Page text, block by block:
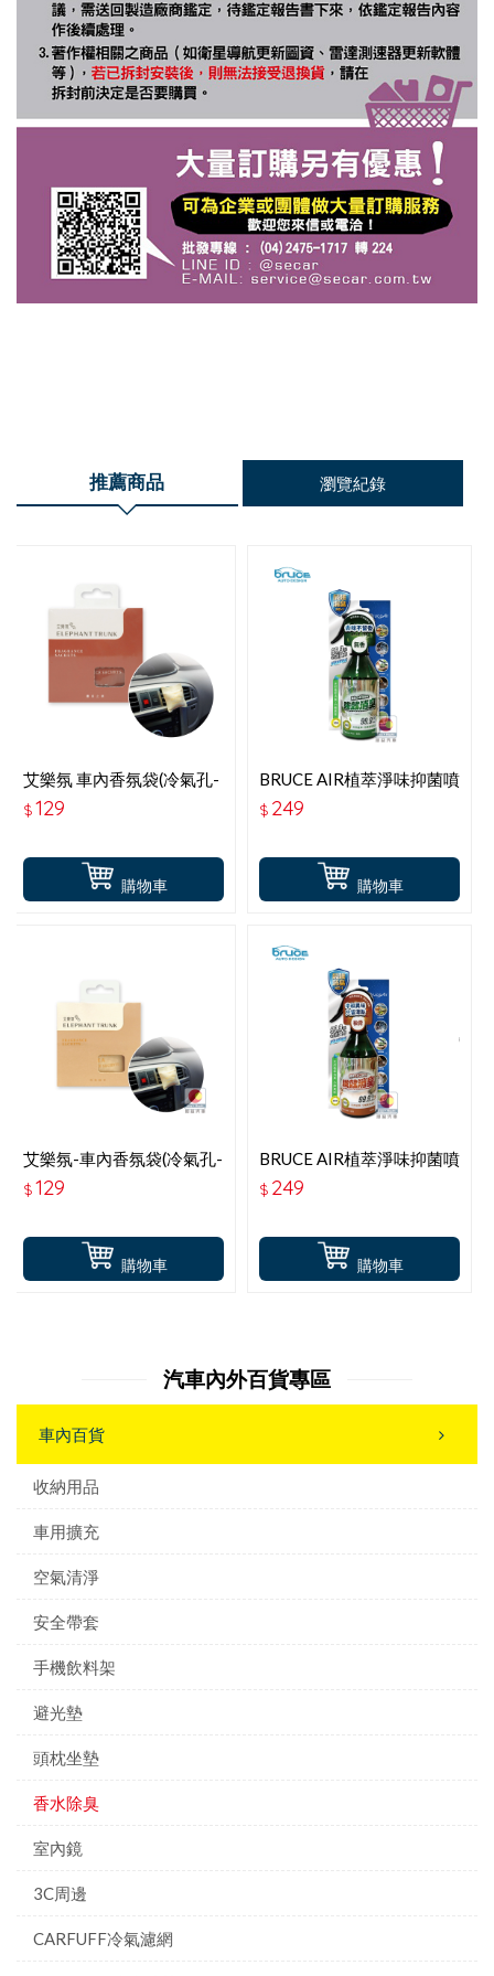
推薦商品 瀏覽紀錄
購物車
艾樂氛 車內香氛袋(冷氣孔-
室內吊掛2用)-麝香之華(花
果麝香調) PW-802
$129
購物車
BRUCE AIR植萃淨味抑菌噴
霧-無香
$ 249
購物車
艾樂氛-車內香氛袋(冷氣孔-
室內吊掛2用)-雪松柚茶(柑
橘木質調) PW-801
$129
購物車
BRUCE AIR植萃淨味抑菌噴
霧-柚青
$ 249
汽車內外百貨專區
車內百貨
收納用品
車用擴充
空氣清淨
安全帶套
手機飲料架
避光墊
頭枕坐墊
香水除臭
室內鏡
3C周邊
CARFUFF冷氣濾網